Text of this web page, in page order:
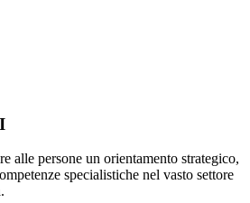
alle persone un orientamento strategico,
specialistiche nel vasto settore